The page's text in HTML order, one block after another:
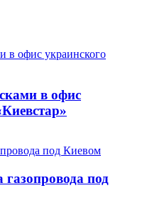
в офис
под